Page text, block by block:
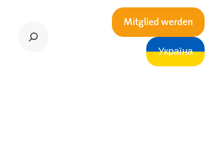
Mitglied werden
Україна